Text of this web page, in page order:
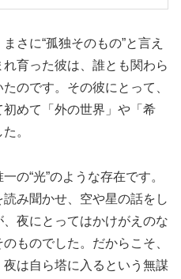
さに“孤独そのもの”と言え
育った彼は、誰とも関わら
のです。その彼にとって、
めて「外の世界」や「希
。
の“光”のような存在です。
み聞かせ、空や星の話をし
夜にとってはかけがえのな
ものでした。だからこそ、
は自ら塔に入るという無謀